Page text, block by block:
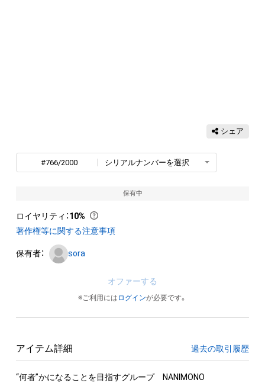
シェア
#766/2000 シリアルナンバーを選択
保有中
ロイヤリティ ：10%
著作権等に関する注意事項
保有者： sora
オファーする
※ご利用には ログインが必要です。
アイテム詳細 過去の取引履歴
“何者”かになることを目指すグループ　NANIMONO